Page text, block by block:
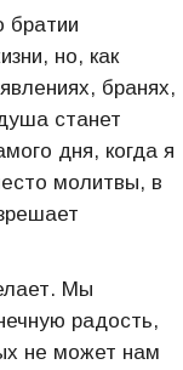
братии
но, как
бранях,
станет
дня, когда я
молитвы, в
Мы
радость,
не может нам